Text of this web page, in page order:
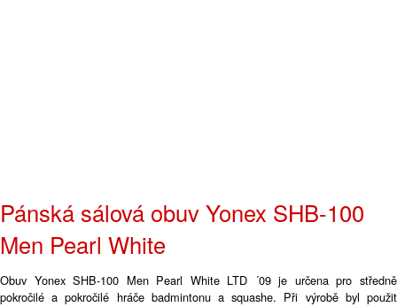
Pánská sálová obuv Yonex SHB-100
Men Pearl White
Obuv Yonex SHB-100 Men Pearl White LTD ´09 je určena pro středně
pokročilé a pokročilé hráče badmintonu a squashe. Při výrobě byl použit